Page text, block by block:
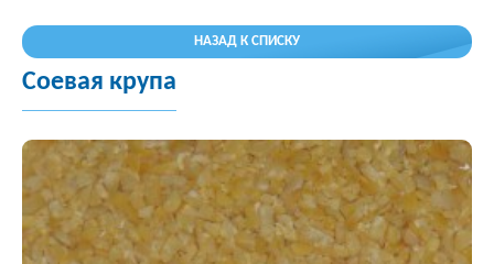
НАЗАД К СПИСКУ
Соевая крупа